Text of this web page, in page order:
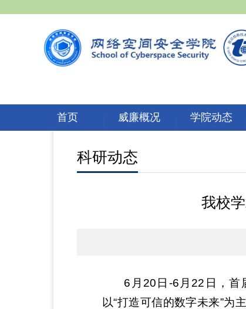
首页 威廉概况 学院动态
科研动态
我校
6月20日-6月22日，首
以“打造可信的数字未来”为